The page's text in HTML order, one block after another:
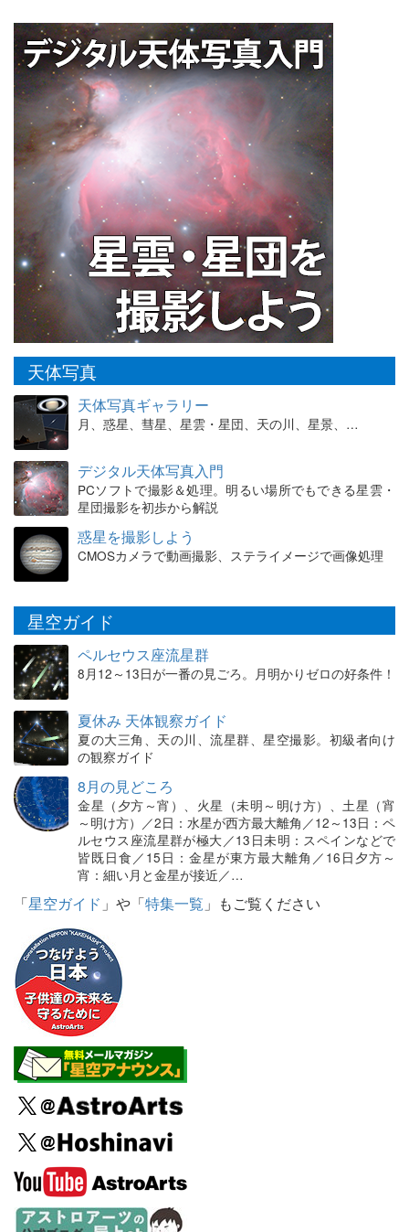
天体写真
天体写真ギャラリー
月、惑星、彗星、星雲・星団、天の川、星景、…
デジタル天体写真入門
PCソフトで撮影＆処理。明るい場所でもできる星雲・
星団撮影を初歩から解説
惑星を撮影しよう
CMOSカメラで動画撮影、ステライメージで画像処理
星空ガイド
ペルセウス座流星群
8月12～13日が一番の見ごろ。月明かりゼロの好条件！
夏休み 天体観察ガイド
夏の大三角、天の川、流星群、星空撮影。初級者向け
の観察ガイド
8月の見どころ
金星（夕方～宵）、火星（未明～明け方）、土星（宵
～明け方）／2日：水星が西方最大離角／12～13日：ペ
ルセウス座流星群が極大／13日未明：スペインなどで
皆既日食／15日：金星が東方最大離角／16日夕方～
宵：細い月と金星が接近／…
「星空ガイド 」や「特集一覧 」もご覧ください